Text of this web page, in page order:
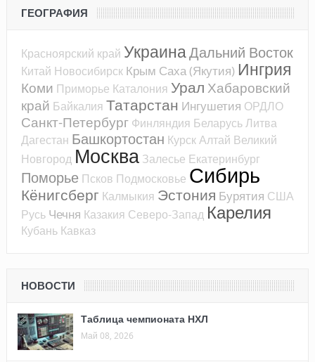
ГЕОГРАФИЯ
Красноярский край УкраинаДальний Восток
Китай Новосибирск Крым Саха (Якутия) Ингрия
Коми Приморье Каталония Урал Хабаровский
край Байкалия Татарстан Ингушетия ОРДЛО
Санкт-Петербург Финляндия БеларусьЛитва
Дагестан Башкортостан КурскАлтай Великий
Новгород Москва Залесье Екатеринбург
Поморье Псков Подмосковье Сибирь
Кёнигсберг Калмыкия Эстония Бурятия США
Русь Чечня Казакия Северо-Запад Карелия
Кубань Кавказ
НОВОСТИ
Таблица чемпионата НХЛ
Май 08, 2026